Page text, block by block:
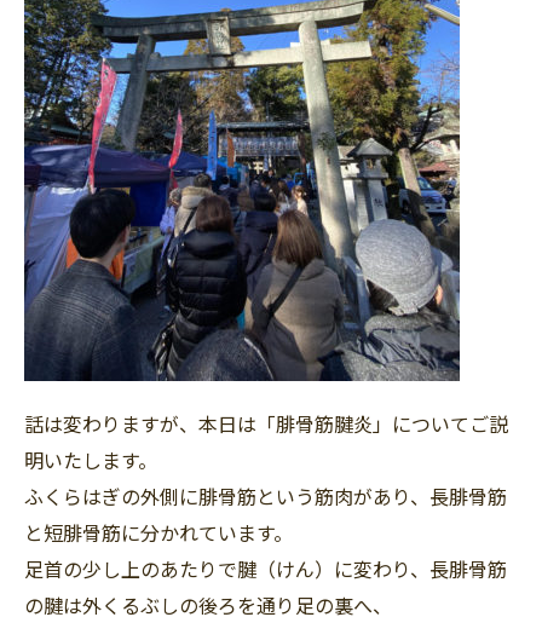
話は変わりますが、本日は「腓骨筋腱炎」についてご説
明いたします。
ふくらはぎの外側に腓骨筋という筋肉があり、長腓骨筋
と短腓骨筋に分かれています。
足首の少し上のあたりで腱（けん）に変わり、長腓骨筋
の腱は外くるぶしの後ろを通り足の裏へ、